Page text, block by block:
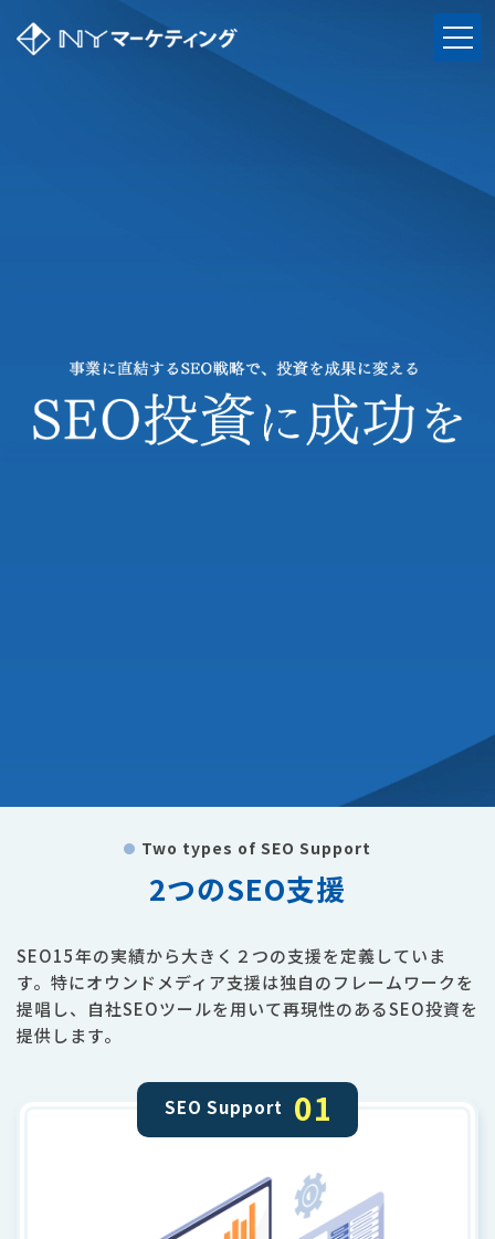
Two types of SEO Support
2つのSEO支援
SEO15年の実績から大きく２つの支援を定義していま
す。特にオウンドメディア支援は独自のフレームワークを
提唱し、自社SEOツールを用いて再現性のあるSEO投資を
提供します。
SEO Support 01